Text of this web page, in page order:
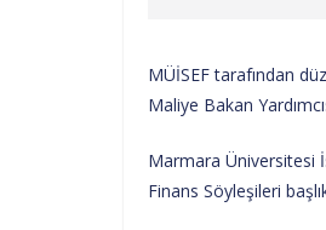
MÜİSEF tarafından
Maliye Bakan
Marmara Üniversitesi
Finans Söyleşileri